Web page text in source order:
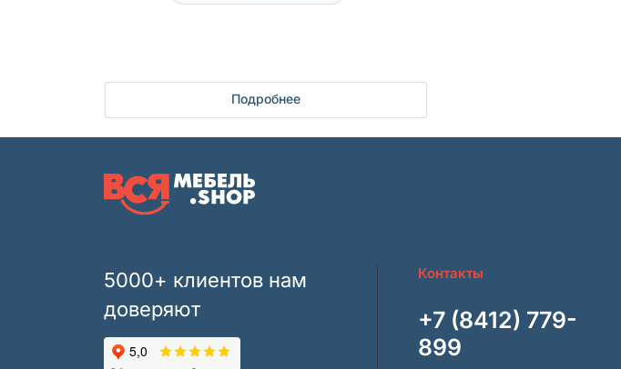
Подробнее
5000+ клиентов нам
доверяют
Контакты
+7 (8412) 779-
899